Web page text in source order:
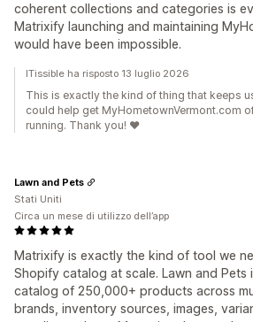
coherent collections and categories is
Matrixify launching and maintaining
would have been impossible.
ITissible ha risposto 13 luglio 2026
This is exactly the kind of thing that keeps
could help get MyHometownVermont.com
running. Thank you! ❤️
Matrixify is exactly the kind of tool we
Shopify catalog at scale. Lawn and Pets
catalog of 250,000+ products across
brands, inventory sources, images,
Lawn and Pets
Stati Uniti
Circa un mese di utilizzo dell’app